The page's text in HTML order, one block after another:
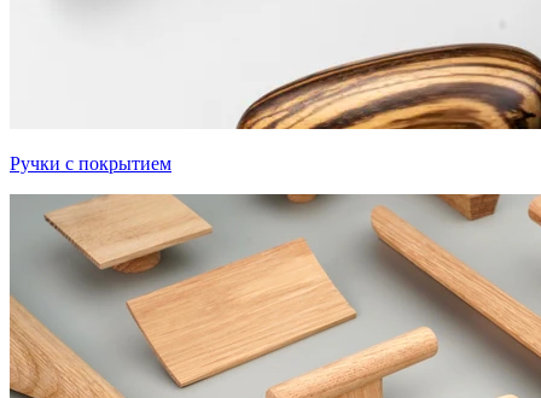
Ручки с покрытием